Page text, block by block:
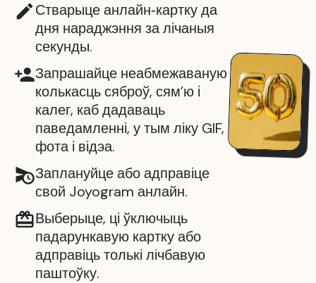
Стварыце анлайн‑картку да
дня нараджэння за лічаныя
секунды.
Запрашайце неабмежаваную
колькасць сяброў, сям’ю і
калег, каб дадаваць
паведамленні, у тым ліку GIF,
фота і відэа.
Заплануйце або адправіце
свой Joyogram анлайн.
Выберыце, ці ўключыць
падарункавую картку або
адправіць толькі лічбавую
паштоўку.